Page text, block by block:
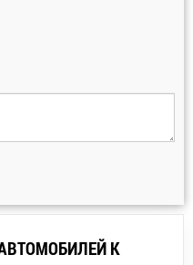
К